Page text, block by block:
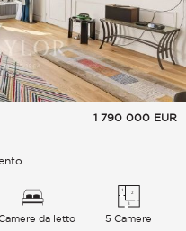
1 790 000 EUR
da letto 5 Camere